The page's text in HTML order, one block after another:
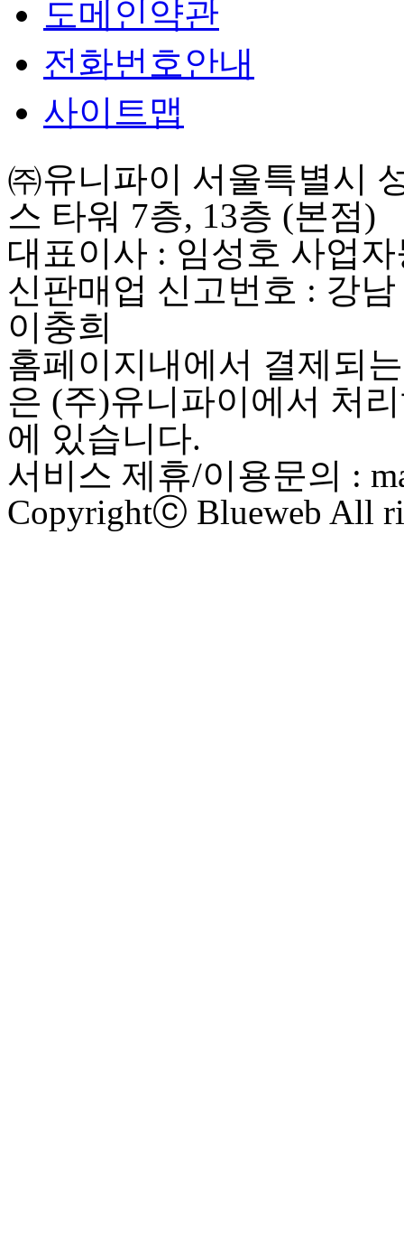
도메인약관
전화번호안내
사이트맵
㈜유니파이 서울특별시
스 타워 7층, 13층 (본점)
대표이사 : 임성호 사업
신판매업 신고번호 : 강
이충희
홈페이지내에서 결제되
은 (주)유니파이에서 처
에 있습니다.
서비스 제휴/이용문의 :
Copyrightⓒ Blueweb All